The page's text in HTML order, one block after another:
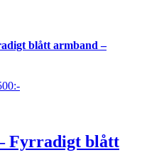
blått armband –
Fyrradigt blått